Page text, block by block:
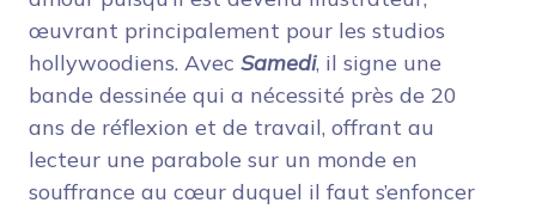
œuvrant principalement pour les studios
hollywoodiens. Avec Samedi, il signe une
bande dessinée qui a nécessité près de 20
ans de réflexion et de travail, offrant au
lecteur une parabole sur un monde en
souffrance au cœur duquel il faut s’enfoncer